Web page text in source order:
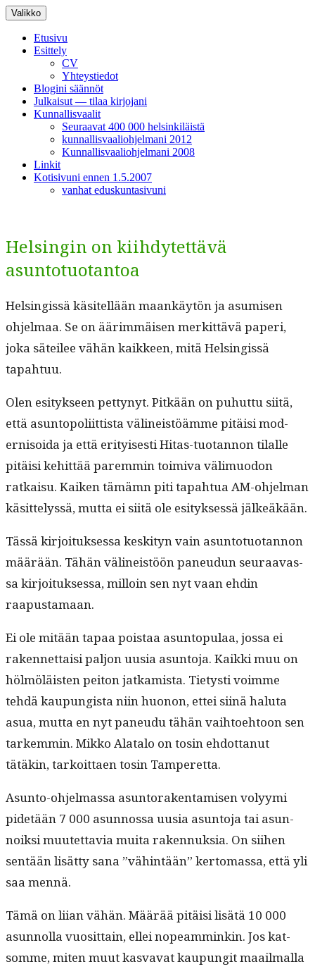
Siirry
sisältöön
Valikko
Etusivu
Esittely
CV
Yhteystiedot
Blogini säännöt
Julkaisut — tilaa kirjojani
Kunnallisvaalit
Seuraavat 400 000 helsinkiläistä
kunnallisvaaliohjelmani 2012
Kunnallisvaaliohjelmani 2008
Linkit
Kotisivuni ennen 1.5.2007
vanhat eduskuntasivuni
Helsingin on kiihdytettävä
asuntotuotantoa
Helsingis­sä käsitel­lään maankäytön ja asumisen
ohjel­maa. Se on äärim­mäisen merkit­tävä paperi,
joka säteilee vähän kaik­keen, mitä Helsingis­sä
tapahtuu.
Olen esi­tyk­seen pet­tynyt. Pitkään on puhut­tu siitä,
että asun­topoli­it­tista välineistöämme pitäisi mod­
ernisoi­da ja että eri­tyis­es­ti Hitas-tuotan­non tilalle
pitäisi kehit­tää parem­min toimi­va välimuodon
ratkaisu. Kaiken tämämn piti tapah­tua AM-ohjel­man
käsit­telyssä, mut­ta ei siitä ole esi­tyk­sessä jälkeäkään.
Tässä kir­joituk­ses­sa keski­tyn vain asun­to­tuotan­non
määrään. Tähän välineistöön paneudun seu­raavas­
sa kir­joituk­ses­sa, mil­loin sen nyt vaan ehdin
raapustamaan.
Ei ole mitään tapaa pois­taa asun­top­u­laa, jos­sa ei
raken­net­taisi paljon uusia asun­to­ja. Kaik­ki muu on
hölmöläis­ten peiton jatkamista. Tietysti voimme
tehdä kaupungista niin huonon, ettei siinä halu­ta
asua, mut­ta en nyt paneudu tähän vai­h­toe­htoon sen
tarkem­min. Mikko Alat­a­lo on tosin ehdot­tanut
tätäkin, tarkoit­taen tosin Tamperetta.
Asun­to-ohjel­mas­sa asun­torak­en­tamisen volyy­mi
pide­tään 7 000 asun­nos­sa uusia asun­to­ja tai asun­
noik­si muutet­tavia mui­ta raken­nuk­sia. On siihen
sen­tään lisät­ty sana ”vähin­tään” ker­tomas­sa, että yli
saa mennä.
Tämä on liian vähän. Määrää pitäisi lisätä 10 000
asun­nol­la vuosit­tain, ellei nopeam­minkin. Jos kat­
somme, miten muut kas­va­vat kaupun­git maail­mal­la